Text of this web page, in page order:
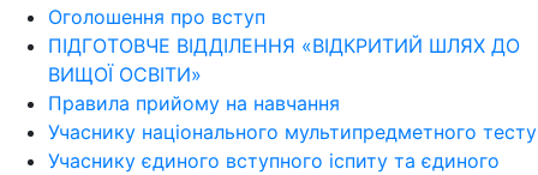
Оголошення про вступ
ПІДГОТОВЧЕ ВІДДІЛЕННЯ «ВІДКРИТИЙ ШЛЯХ ДО
ВИЩОЇ ОСВІТИ»
Правила прийому на навчання
Учаснику національного мультипредметного тесту
Учаснику єдиного вступного іспиту та єдиного